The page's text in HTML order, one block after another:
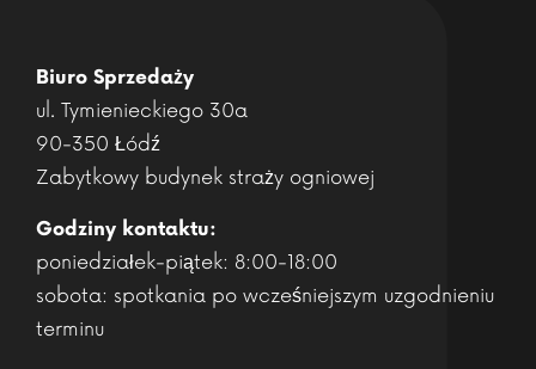
Biuro Sprzedaży
ul. Tymienieckiego 30a
90-350 Łódź
Zabytkowy budynek straży ogniowej
Godziny kontaktu:
poniedziałek-piątek: 8:00-18:00
sobota: spotkania po wcześniejszym uzgodnieniu
terminu